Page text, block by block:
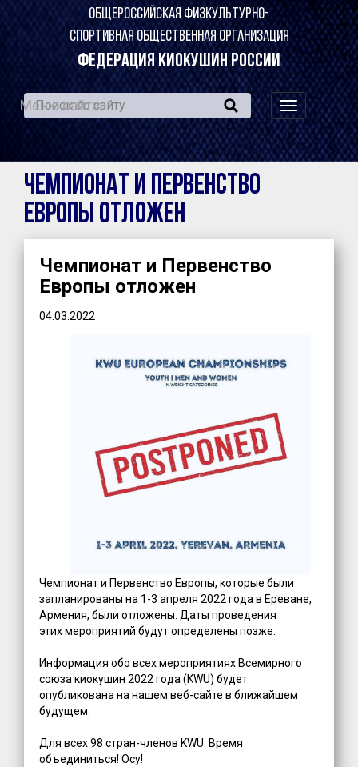
ОБЩЕРОССИЙСКАЯ ФИЗКУЛЬТУРНО-
СПОРТИВНАЯ ОБЩЕСТВЕННАЯ ОРГАНИЗАЦИЯ
ФЕДЕРАЦИЯ КИОКУШИН РОССИИ
навигация
по
сайту
Меню сайта:
Чемпионат и Первенство
Европы отложен
Чемпионат и Первенство
Европы отложен
04.03.2022
Чемпионат и Первенство Европы, которые были
запланированы на 1-3 апреля 2022 года в Ереване,
Армения, были отложены. Даты проведения
этих мероприятий будут определены позже.
Информация обо всех мероприятиях Всемирного
союза киокушин 2022 года (KWU) будет
опубликована на нашем веб-сайте в ближайшем
будущем.
Для всех 98 стран-членов KWU: Время
объединиться! Осу!